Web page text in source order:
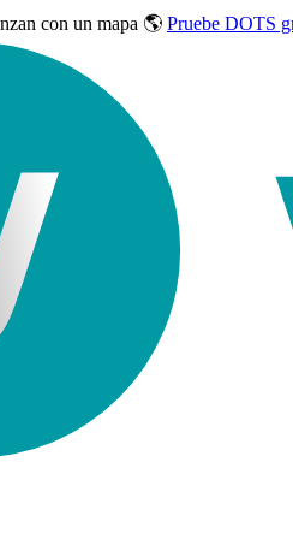
con un mapa 🌎 Pruebe DOTS